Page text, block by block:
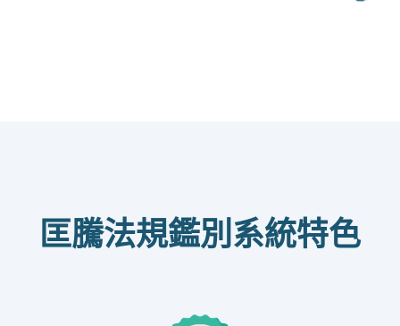
匡騰法規鑑別系統特色